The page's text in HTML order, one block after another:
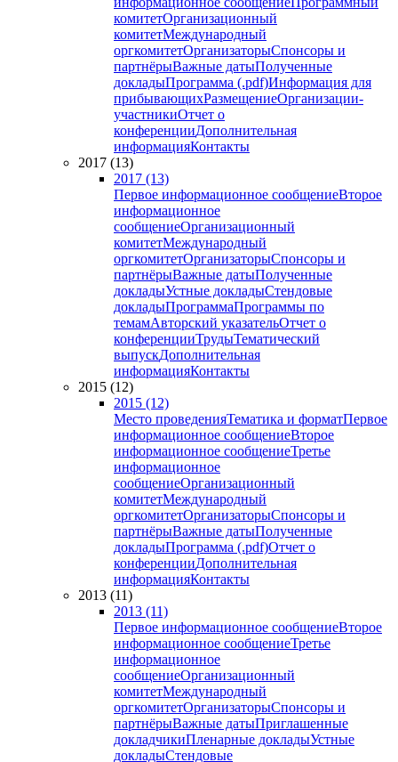
комитетОрганизационный
комитетМеждународный
оргкомитетОрганизаторыСпонсоры и
партнёрыВажные датыПолученные
докладыПрограмма (.pdf)Информация для
прибывающихРазмещениеОрганизации-
участникиОтчет о
конференцииДополнительная
информацияКонтакты
2017 (13)
2017 (13)
Первое информационное сообщениеВторое
информационное
сообщениеОрганизационный
комитетМеждународный
оргкомитетОрганизаторыСпонсоры и
партнёрыВажные датыПолученные
докладыУстные докладыСтендовые
докладыПрограммаПрограммы по
темамАвторский указательОтчет о
конференцииТрудыТематический
выпускДополнительная
информацияКонтакты
2015 (12)
2015 (12)
Место проведенияТематика и форматПервое
информационное сообщениеВторое
информационное сообщениеТретье
информационное
сообщениеОрганизационный
комитетМеждународный
оргкомитетОрганизаторыСпонсоры и
партнёрыВажные датыПолученные
докладыПрограмма (.pdf)Отчет о
конференцииДополнительная
информацияКонтакты
2013 (11)
2013 (11)
Первое информационное сообщениеВторое
информационное сообщениеТретье
информационное
сообщениеОрганизационный
комитетМеждународный
оргкомитетОрганизаторыСпонсоры и
партнёрыВажные датыПриглашенные
докладчикиПленарные докладыУстные
докладыСтендовые